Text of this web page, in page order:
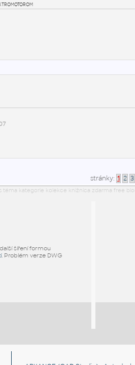
stránky: 1 2 3
téma kategorie kolekce knižnica zdarma free
šíření formou
. Problém verze DWG